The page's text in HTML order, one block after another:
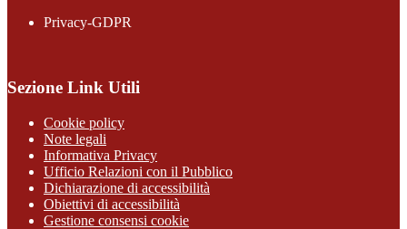
Privacy-GDPR
Sezione Link Utili
Cookie policy
Note legali
Informativa Privacy
Ufficio Relazioni con il Pubblico
Dichiarazione di accessibilità
Obiettivi di accessibilità
Gestione consensi cookie